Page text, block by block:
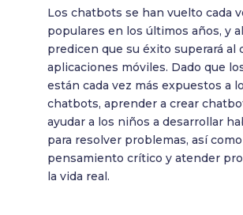
Los chatbots se han vuelto cada
populares en los últimos años, y
predicen que su éxito superará al
aplicaciones móviles. Dado que
están cada vez más expuestos a
chatbots, aprender a crear
ayudar a los niños a desarrollar
para resolver problemas, así
pensamiento crítico y atender
la vida real.